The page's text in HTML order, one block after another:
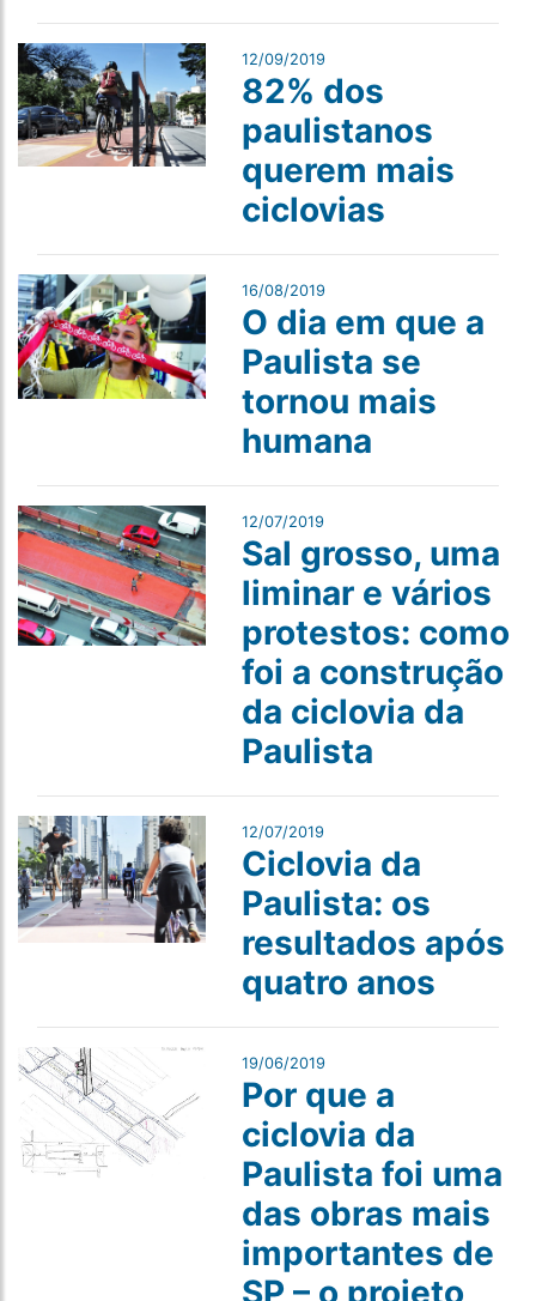
12/09/2019
82% dos
paulistanos
querem mais
ciclovias
16/08/2019
O dia em que a
Paulista se
tornou mais
humana
12/07/2019
Sal grosso, uma
liminar e vários
protestos: como
foi a construção
da ciclovia da
Paulista
12/07/2019
Ciclovia da
Paulista: os
resultados após
quatro anos
19/06/2019
Por que a
ciclovia da
Paulista foi uma
das obras mais
importantes de
SP – o projeto